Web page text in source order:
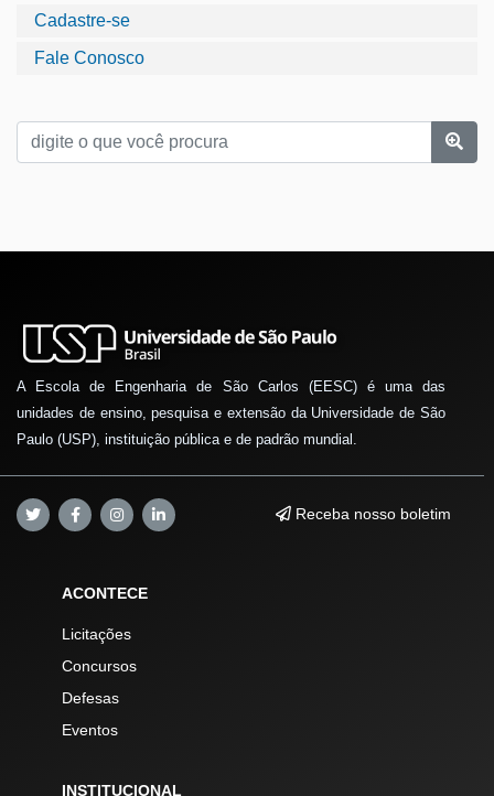
Cadastre-se
Fale Conosco
A Escola de Engenharia de São Carlos (EESC) é uma das
unidades de ensino, pesquisa e extensão da Universidade de São
Paulo (USP), instituição pública e de padrão mundial.
Receba nosso boletim
ACONTECE
Licitações
Concursos
Defesas
Eventos
INSTITUCIONAL